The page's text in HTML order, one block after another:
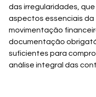
das irregularidades,
aspectos essenciais da
movimentação
documentação
suficientes para
análise integral das